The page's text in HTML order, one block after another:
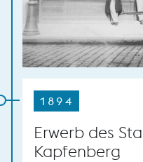
1894
Erwerb des
Kapfenberg